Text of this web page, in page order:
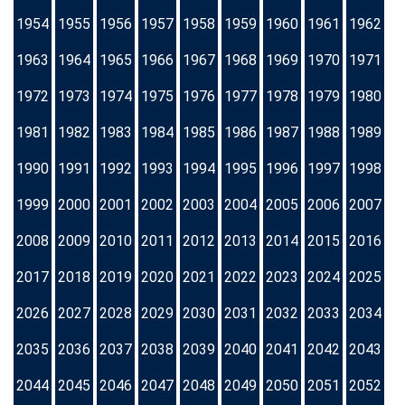
1954 1955 1956 1957 1958 1959 1960 1961 1962
1963 1964 1965 1966 1967 1968 1969 1970 1971
1972 1973 1974 1975 1976 1977 1978 1979 1980
1981 1982 1983 1984 1985 1986 1987 1988 1989
1990 1991 1992 1993 1994 1995 1996 1997 1998
1999 2000 2001 2002 2003 2004 2005 2006 2007
2008 2009 2010 2011 2012 2013 2014 2015 2016
2017 2018 2019 2020 2021 2022 2023 2024 2025
2026 2027 2028 2029 2030 2031 2032 2033 2034
2035 2036 2037 2038 2039 2040 2041 2042 2043
2044 2045 2046 2047 2048 2049 2050 2051 2052